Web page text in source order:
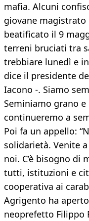
mafia. Alcuni
giovane magistrato
beatificato il 9
terreni bruciati tra
trebbiare lunedì e
dice il presidente
Iacono -. Siamo
Seminiamo grano
continueremo a
Poi fa un appello:
solidarietà. Venite
noi. C’è bisogno di
tutti, istituzioni e
cooperativa ai
Agrigento ha
neoprefetto Filippo